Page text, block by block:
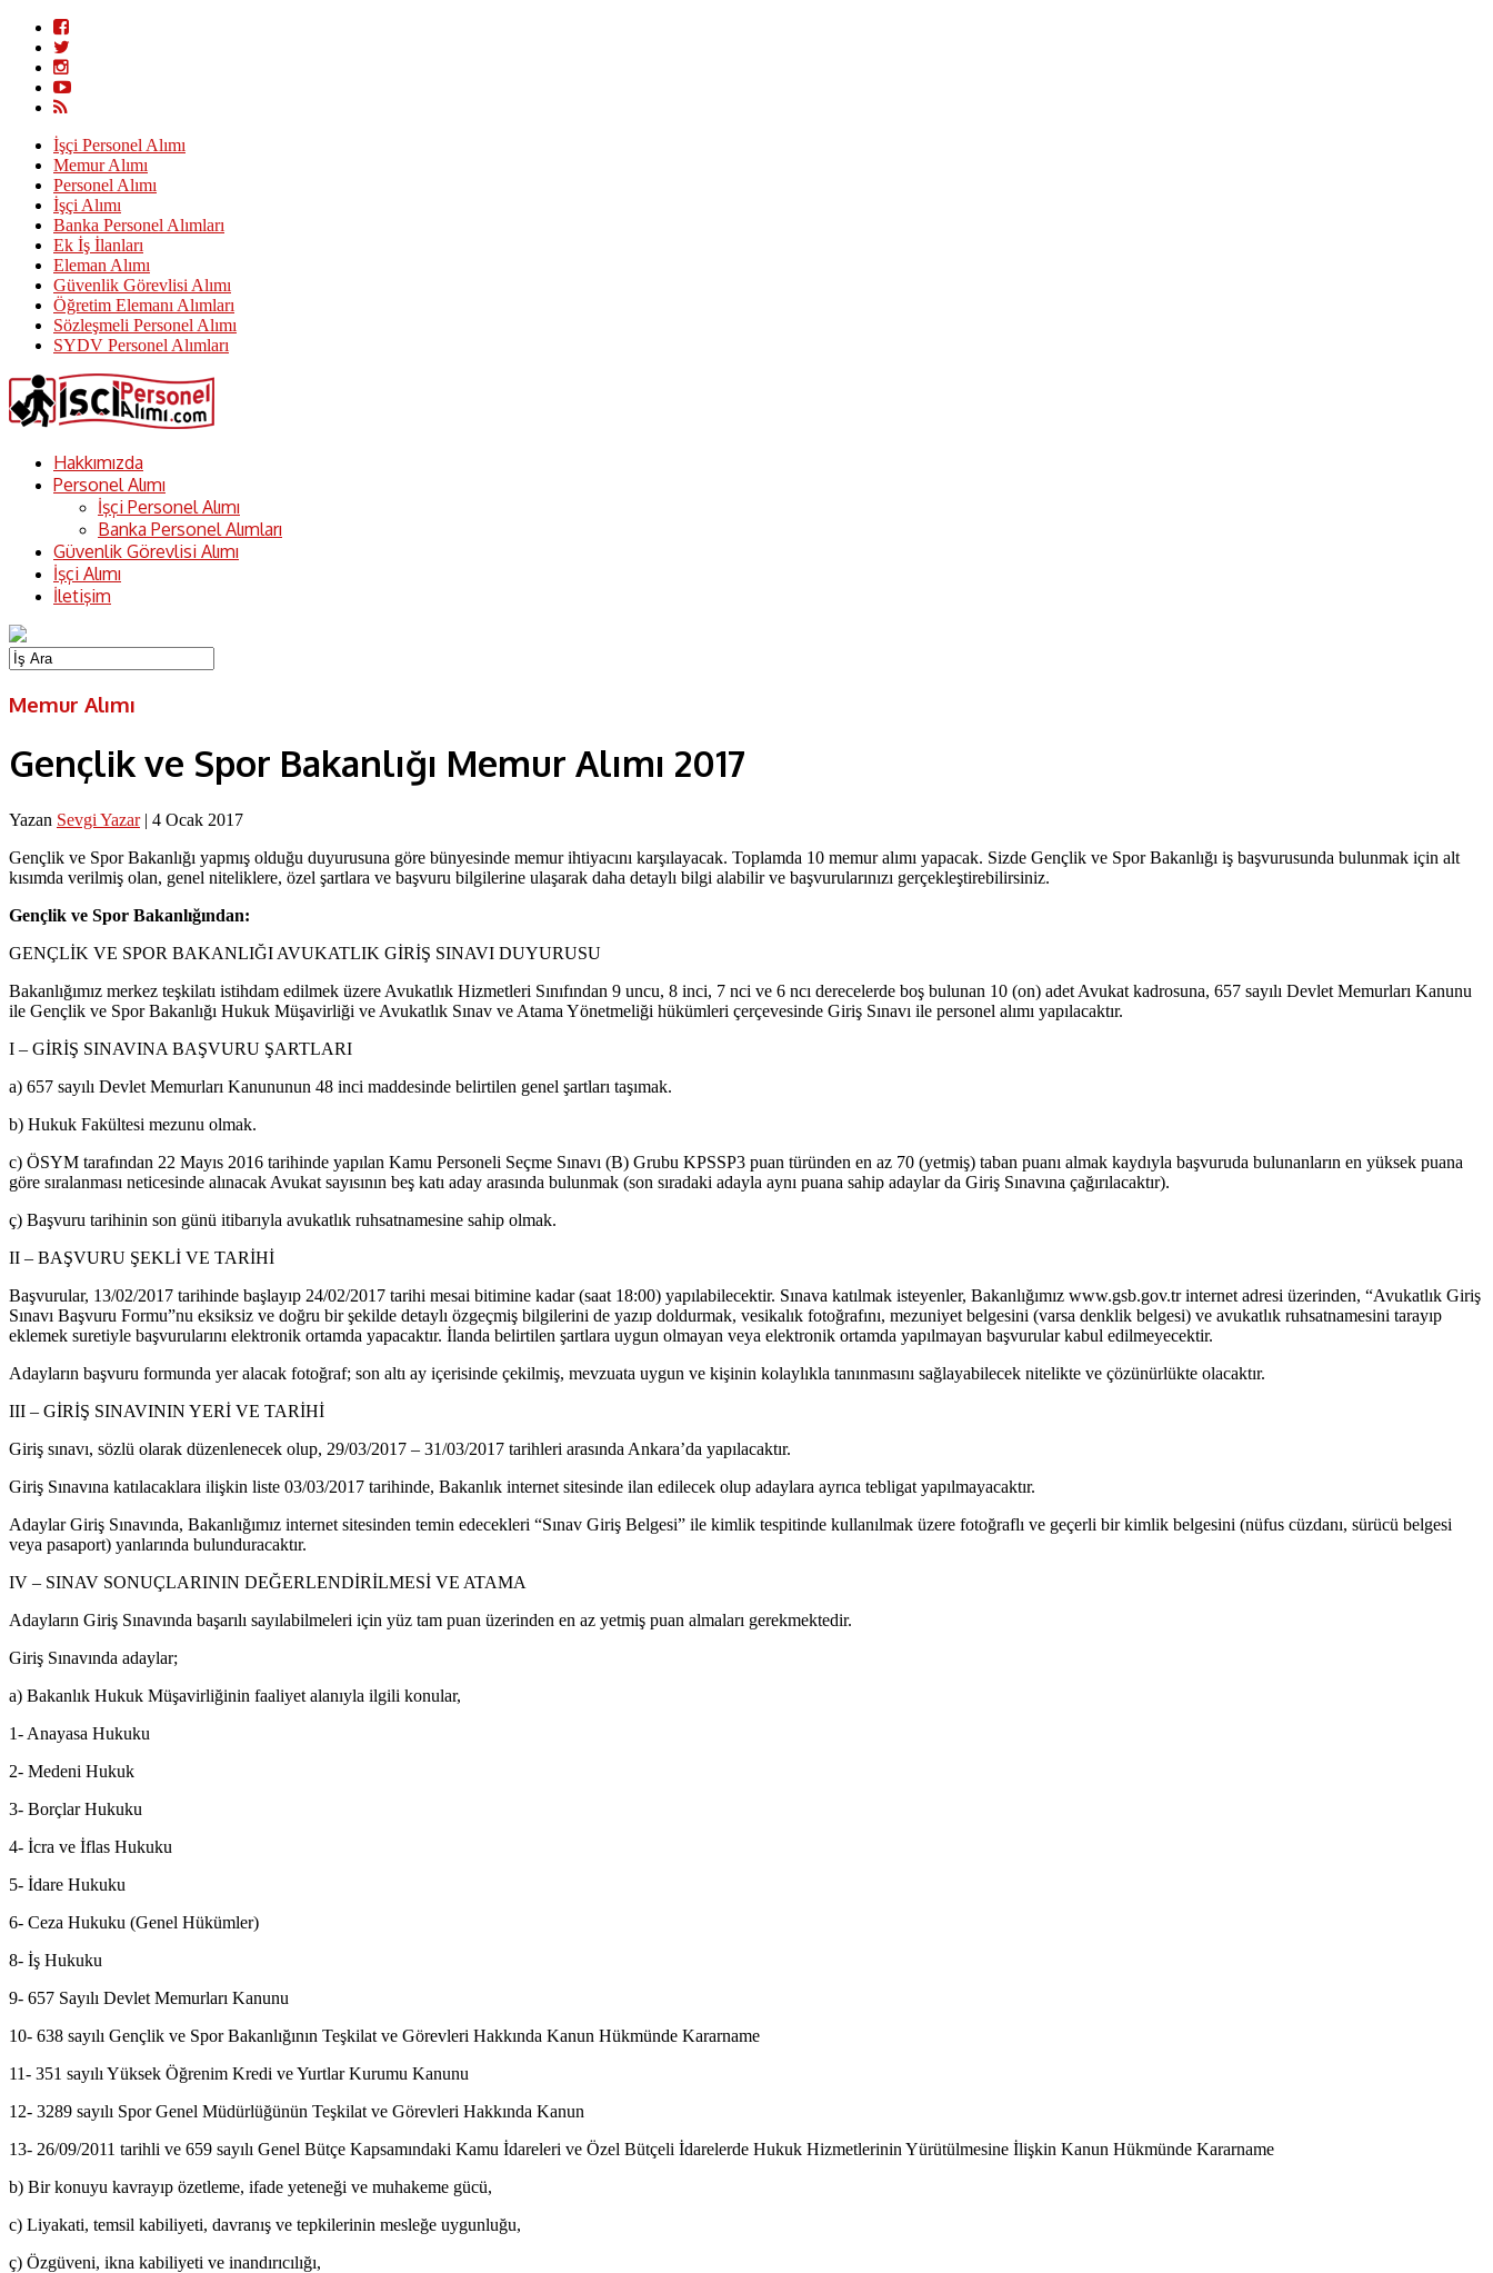
İşçi Personel Alımı
Memur Alımı
Personel Alımı
İşçi Alımı
Banka Personel Alımları
Ek İş İlanları
Eleman Alımı
Güvenlik Görevlisi Alımı
Öğretim Elemanı Alımları
Sözleşmeli Personel Alımı
SYDV Personel Alımları
Hakkımızda
Personel Alımı
İşçi Personel Alımı
Banka Personel Alımları
Güvenlik Görevlisi Alımı
İşçi Alımı
İletişim
Memur Alımı
Gençlik ve Spor Bakanlığı Memur Alımı 2017
Yazan Sevgi Yazar| 4 Ocak 2017
Gençlik ve Spor Bakanlığı yapmış olduğu duyurusuna göre bünyesinde memur ihtiyacını karşılayacak. Toplamda 10 memur alımı yapacak. Sizde Gençlik ve Spor Bakanlığı iş başvurusunda bulunmak için alt
kısımda verilmiş olan, genel niteliklere, özel şartlara ve başvuru bilgilerine ulaşarak daha detaylı bilgi alabilir ve başvurularınızı gerçekleştirebilirsiniz.
Gençlik ve Spor Bakanlığından:
GENÇLİK VE SPOR BAKANLIĞI AVUKATLIK GİRİŞ SINAVI DUYURUSU
Bakanlığımız merkez teşkilatı istihdam edilmek üzere Avukatlık Hizmetleri Sınıfından 9 uncu, 8 inci, 7 nci ve 6 ncı derecelerde boş bulunan 10 (on) adet Avukat kadrosuna, 657 sayılı Devlet Memurları Kanunu
ile Gençlik ve Spor Bakanlığı Hukuk Müşavirliği ve Avukatlık Sınav ve Atama Yönetmeliği hükümleri çerçevesinde Giriş Sınavı ile personel alımı yapılacaktır.
I – GİRİŞ SINAVINA BAŞVURU ŞARTLARI
a) 657 sayılı Devlet Memurları Kanununun 48 inci maddesinde belirtilen genel şartları taşımak.
b) Hukuk Fakültesi mezunu olmak.
c) ÖSYM tarafından 22 Mayıs 2016 tarihinde yapılan Kamu Personeli Seçme Sınavı (B) Grubu KPSSP3 puan türünden en az 70 (yetmiş) taban puanı almak kaydıyla başvuruda bulunanların en yüksek puana
göre sıralanması neticesinde alınacak Avukat sayısının beş katı aday arasında bulunmak (son sıradaki adayla aynı puana sahip adaylar da Giriş Sınavına çağırılacaktır).
ç) Başvuru tarihinin son günü itibarıyla avukatlık ruhsatnamesine sahip olmak.
II – BAŞVURU ŞEKLİ VE TARİHİ
Başvurular, 13/02/2017 tarihinde başlayıp 24/02/2017 tarihi mesai bitimine kadar (saat 18:00) yapılabilecektir. Sınava katılmak isteyenler, Bakanlığımız www.gsb.gov.tr internet adresi üzerinden, “Avukatlık Giriş
Sınavı Başvuru Formu”nu eksiksiz ve doğru bir şekilde detaylı özgeçmiş bilgilerini de yazıp doldurmak, vesikalık fotoğrafını, mezuniyet belgesini (varsa denklik belgesi) ve avukatlık ruhsatnamesini tarayıp
eklemek suretiyle başvurularını elektronik ortamda yapacaktır. İlanda belirtilen şartlara uygun olmayan veya elektronik ortamda yapılmayan başvurular kabul edilmeyecektir.
Adayların başvuru formunda yer alacak fotoğraf; son altı ay içerisinde çekilmiş, mevzuata uygun ve kişinin kolaylıkla tanınmasını sağlayabilecek nitelikte ve çözünürlükte olacaktır.
III – GİRİŞ SINAVININ YERİ VE TARİHİ
Giriş sınavı, sözlü olarak düzenlenecek olup, 29/03/2017 – 31/03/2017 tarihleri arasında Ankara’da yapılacaktır.
Giriş Sınavına katılacaklara ilişkin liste 03/03/2017 tarihinde, Bakanlık internet sitesinde ilan edilecek olup adaylara ayrıca tebligat yapılmayacaktır.
Adaylar Giriş Sınavında, Bakanlığımız internet sitesinden temin edecekleri “Sınav Giriş Belgesi” ile kimlik tespitinde kullanılmak üzere fotoğraflı ve geçerli bir kimlik belgesini (nüfus cüzdanı, sürücü belgesi
veya pasaport) yanlarında bulunduracaktır.
IV – SINAV SONUÇLARININ DEĞERLENDİRİLMESİ VE ATAMA
Adayların Giriş Sınavında başarılı sayılabilmeleri için yüz tam puan üzerinden en az yetmiş puan almaları gerekmektedir.
Giriş Sınavında adaylar;
a) Bakanlık Hukuk Müşavirliğinin faaliyet alanıyla ilgili konular,
1- Anayasa Hukuku
2- Medeni Hukuk
3- Borçlar Hukuku
4- İcra ve İflas Hukuku
5- İdare Hukuku
6- Ceza Hukuku (Genel Hükümler)
8- İş Hukuku
9- 657 Sayılı Devlet Memurları Kanunu
10- 638 sayılı Gençlik ve Spor Bakanlığının Teşkilat ve Görevleri Hakkında Kanun Hükmünde Kararname
11- 351 sayılı Yüksek Öğrenim Kredi ve Yurtlar Kurumu Kanunu
12- 3289 sayılı Spor Genel Müdürlüğünün Teşkilat ve Görevleri Hakkında Kanun
13- 26/09/2011 tarihli ve 659 sayılı Genel Bütçe Kapsamındaki Kamu İdareleri ve Özel Bütçeli İdarelerde Hukuk Hizmetlerinin Yürütülmesine İlişkin Kanun Hükmünde Kararname
b) Bir konuyu kavrayıp özetleme, ifade yeteneği ve muhakeme gücü,
c) Liyakati, temsil kabiliyeti, davranış ve tepkilerinin mesleğe uygunluğu,
ç) Özgüveni, ikna kabiliyeti ve inandırıcılığı,